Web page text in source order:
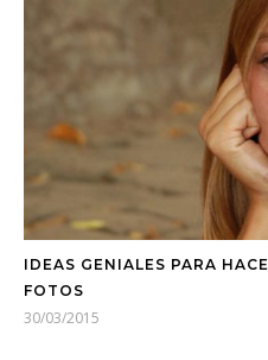
IDEAS GENIALES PARA
FOTOS
30/03/2015